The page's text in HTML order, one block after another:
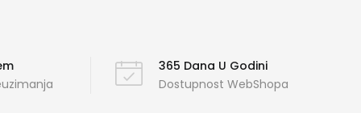
365 Dana U Godini
Dostupnost WebShopa